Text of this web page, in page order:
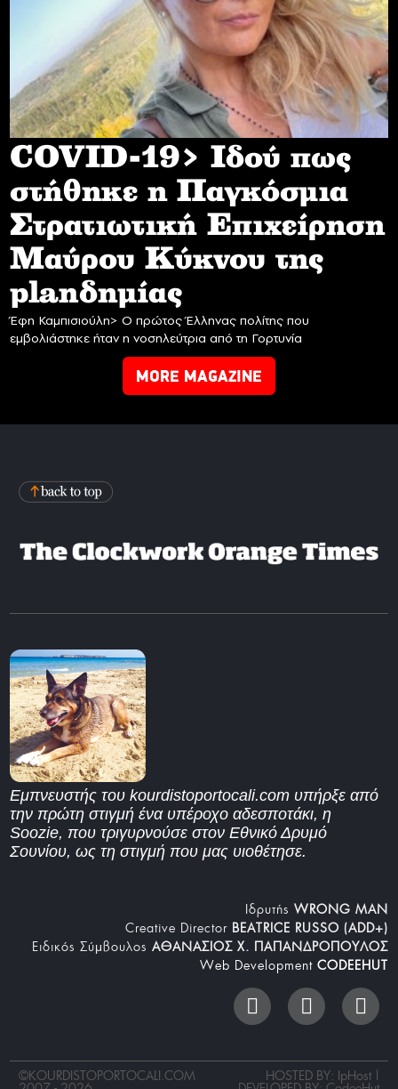
COVID-19> Iδού πως
στήθηκε η Παγκόσμια
Στρατιωτική Επιχείρηση
Mαύρου Κύκνου της
planδημίας
Έφη Καμπισιούλη> Ο πρώτος Έλληνας πολίτης που
εμβολιάστηκε ήταν η νοσηλεύτρια από τη Γορτυνία
MORE MAGAZINE
Εμπνευστής του kourdistoportocali.com υπήρξε από
την πρώτη στιγμή ένα υπέροχο αδεσποτάκι, η
Soozie, που τριγυρνούσε στον Εθνικό Δρυμό
Σουνίου, ως τη στιγμή που μας υιοθέτησε.
Iδρυτής WRONG MAN
Creative Director BEATRICE RUSSO (ADD+)
Ειδικός Σύμβουλος ΑΘΑΝΑΣΙΟΣ Χ. ΠΑΠΑΝΔΡΟΠΟΥΛΟΣ
Web Development CODEEHUT
©KOURDISTOPORTOCALI.COM HOSTED BY: IpHost |